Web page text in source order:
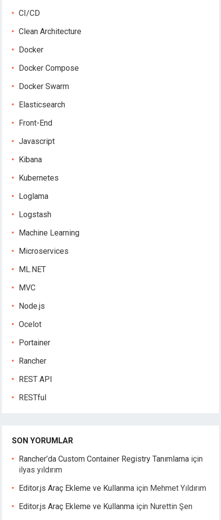
CI/CD
Clean Architecture
Docker
Docker Compose
Docker Swarm
Elasticsearch
Front-End
Javascript
Kibana
Kubernetes
Loglama
Logstash
Machine Learning
Microservices
ML.NET
MVC
Node.js
Ocelot
Portainer
Rancher
REST API
RESTful
SON YORUMLAR
Rancher’da Custom Container Registry Tanımlama için
ilyas yıldırım
Editor.js Araç Ekleme ve Kullanma için Mehmet Yıldırım
Editor.js Araç Ekleme ve Kullanma için Nurettin Şen